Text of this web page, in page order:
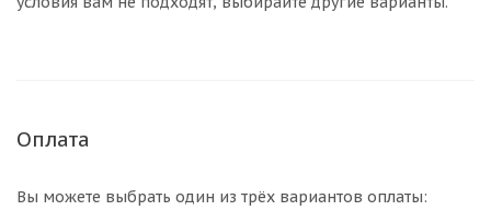
Оплата
Вы можете выбрать один из трёх вариантов оплаты: